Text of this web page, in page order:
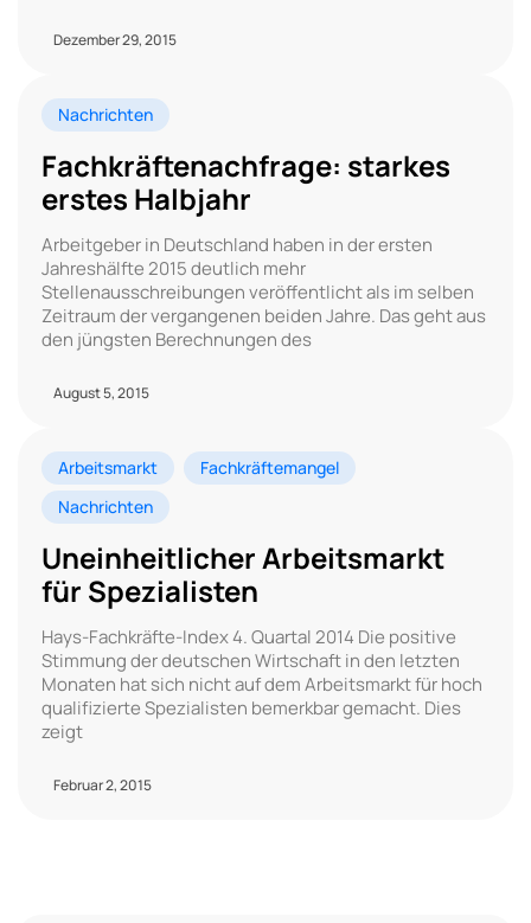
Dezember 29, 2015
Nachrichten
Fachkräftenachfrage: starkes
erstes Halbjahr
Arbeitgeber in Deutschland haben in der ersten
Jahreshälfte 2015 deutlich mehr
Stellenausschreibungen veröffentlicht als im selben
Zeitraum der vergangenen beiden Jahre. Das geht aus
den jüngsten Berechnungen des
August 5, 2015
Arbeitsmarkt
Fachkräftemangel
Nachrichten
Uneinheitlicher Arbeitsmarkt
für Spezialisten
Hays-Fachkräfte-Index 4. Quartal 2014 Die positive
Stimmung der deutschen Wirtschaft in den letzten
Monaten hat sich nicht auf dem Arbeitsmarkt für hoch
qualifizierte Spezialisten bemerkbar gemacht. Dies
zeigt
Februar 2, 2015